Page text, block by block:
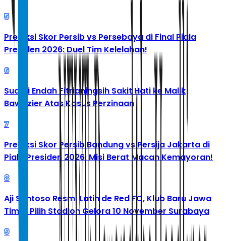
5
Prediksi Skor Persib vs Persebaya di Final Piala
Presiden 2026: Duel Tim Kelelahan!
6
Suami Endah Fitrianingsih Sakit Hati ke Malik
Bawazier Atas Kasus Perzinaan
7
Prediksi Skor Persib Bandung vs Persija Jakarta di
Piala Presiden 2026: Misi Berat Macan Kemayoran!
8
Aji Santoso Resmi Latih de Red FC, Klub Baru Jawa
Timur Pilih Stadion Gelora 10 November Surabaya
9